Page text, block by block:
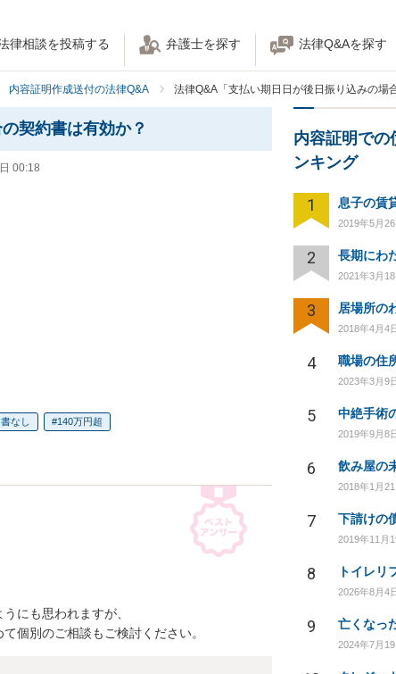
律相談を投稿する 弁護士を探す 法律Q&Aを探す
内容証明作成送付の法律Q&A 法律Q&A「支払い期日日が後日振り込みの場
契約書は有効か？
00:18
なし 140万円超
にも思われますが、
個別のご相談もご検討ください。
内容証明での
ンキング
1
2019年5月26
2
2021年3月18
3
2018年4月4
4
2023年3月9
5 中絶手術
2019年9月8
6 飲み屋の
2018年1月21
7
2019年11月
8
2026年8月4
9
2024年7月19